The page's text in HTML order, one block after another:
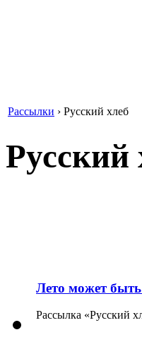
Рассылки › Русский хлеб
Русский
Лето может
Рассылка «Русский